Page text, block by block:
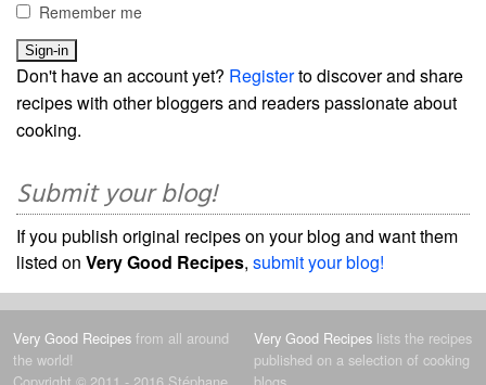
Remember me
Don't have an account yet? Registerto discover and share
recipes with other bloggers and readers passionate about
cooking.
Submit your blog!
If you publish original recipes on your blog and want them
listed on Very Good Recipes, submit your blog!
Very Good Recipes from all around
the world!
Very Good Recipes lists the recipes
published on a selection of cooking